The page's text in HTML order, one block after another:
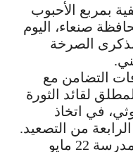
بمربع الأحبوب
صنعاء، اليوم
بذكرى الصرخة
التضامن مع
لقائد الثورة
في اتخاذ
من التصعيد.
وفي الفعالية الخطابية بساحة مدرسة 22 مايو